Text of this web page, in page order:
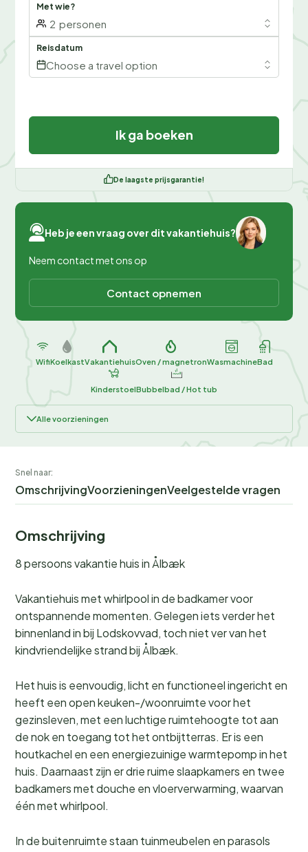
Met wie?
2 personen
Reisdatum
Choose a travel option
Ik ga boeken
De laagste prijsgarantie!
Heb je een vraag over dit vakantiehuis?
Neem contact met ons op
Contact opnemen
WifiKoelkastVakantiehuisOven / magnetronWasmachineBad
KinderstoelBubbelbad / Hot tub
Alle voorzieningen
Snel naar:
OmschrijvingVoorzieningenVeelgestelde vragen
Omschrijving
8 persoons vakantie huis in Ålbæk
Vakantiehuis met whirlpool in de badkamer voor
ontspannende momenten. Gelegen iets verder het
binnenland in bij Lodskovvad, toch niet ver van het
kindvriendelijke strand bij Ålbæk.
Het huis is eenvoudig, licht en functioneel ingericht en
heeft een open keuken-/woonruimte voor het
gezinsleven, met een luchtige ruimtehoogte tot aan
de nok en toegang tot het ontbijtterras. Er is een
houtkachel en een energiezuinige warmtepomp in het
huis. Daarnaast zijn er drie ruime slaapkamers en twee
badkamers met douche en vloerverwarming, waarvan
één met whirlpool.
In de buitenruimte staan tuinmeubelen en parasols